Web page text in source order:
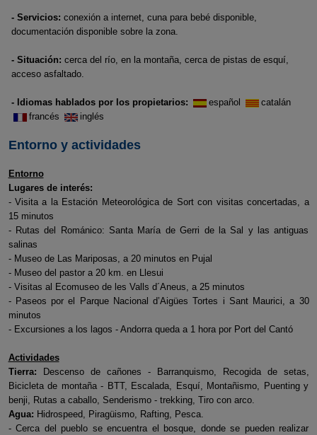
- Servicios: conexión a internet, cuna para bebé disponible,
documentación disponible sobre la zona.
- Situación: cerca del río, en la montaña, cerca de pistas de esquí,
acceso asfaltado.
- Idiomas hablados por los propietarios: español
catalán
francés
inglés
Entorno y actividades
Entorno
Lugares de interés:
- Visita a la Estación Meteorológica de Sort con visitas concertadas, a
15 minutos
- Rutas del Románico: Santa María de Gerri de la Sal y las antiguas
salinas
- Museo de Las Mariposas, a 20 minutos en Pujal
- Museo del pastor a 20 km. en Llesui
- Visitas al Ecomuseo de les Valls d´Aneus, a 25 minutos
- Paseos por el Parque Nacional d’Aigües Tortes i Sant Maurici, a 30
minutos
- Excursiones a los lagos - Andorra queda a 1 hora por Port del Cantó
Actividades
Tierra: Descenso de cañones - Barranquismo, Recogida de setas,
Bicicleta de montaña - BTT, Escalada, Esquí, Montañismo, Puenting y
benji, Rutas a caballo, Senderismo - trekking, Tiro con arco.
Agua: Hidrospeed, Piragüismo, Rafting, Pesca.
- Cerca del pueblo se encuentra el bosque, donde se pueden realizar